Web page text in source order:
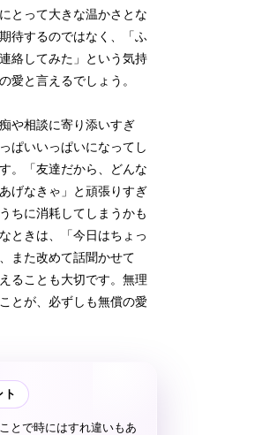
とって大きな温かさとな
待するのではなく、「ふ
絡してみた」という気持
愛と言えるでしょう。
や相談に寄り添いすぎ
ぱいいっぱいになってし
。「友達だから、どんな
げなきゃ」と頑張りすぎ
ちに消耗してしまうかも
ときは、「今日はちょっ
また改めて話聞かせて
ることも大切です。無理
とが、必ずしも無償の愛
ト
とで時にはすれ違いもあ